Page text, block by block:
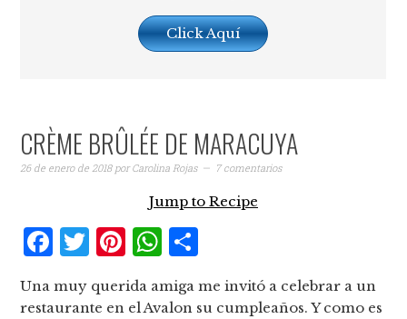
Click Aquí
CRÈME BRÛLÉE DE MARACUYA
26 de enero de 2018porCarolina Rojas 7 comentarios
Jump to Recipe
Facebook
Twitter
Pinterest
WhatsApp
Una muy querida amiga me invitó a celebrar a un
restaurante en el Avalon su cumpleaños. Y como es